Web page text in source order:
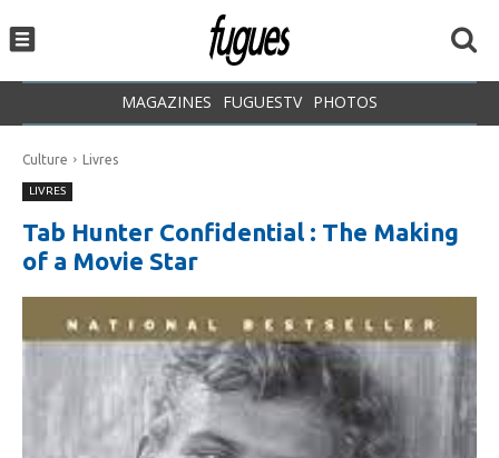
MAGAZINES FUGUESTV PHOTOS
Culture Livres
LIVRES
Tab Hunter Confidential : The Making
of a Movie Star